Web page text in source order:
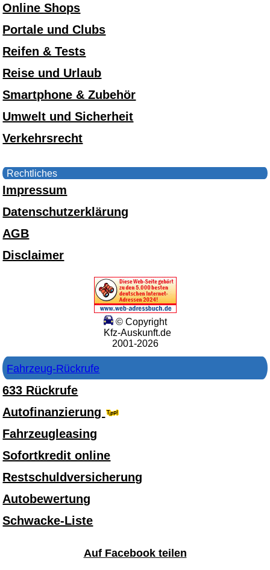
Online Shops
Portale und Clubs
Reifen & Tests
Reise und Urlaub
Smartphone & Zubehör
Umwelt und Sicherheit
Verkehrsrecht
Rechtliches
Impressum
Datenschutzerklärung
AGB
Disclaimer
© Copyright
Kfz-Auskunft.de
2001-2026
Fahrzeug-Rückrufe
633 Rückrufe
Autofinanzierung
Fahrzeugleasing
Sofortkredit online
Restschuldversicherung
Autobewertung
Schwacke-Liste
Auf Facebook teilen